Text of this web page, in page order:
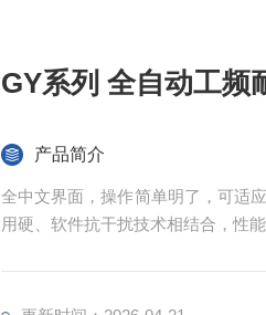
GY系列 全自动工频
产品简介
全中文界面，操作简单明了，可适
用硬、软件抗干扰技术相结合，性